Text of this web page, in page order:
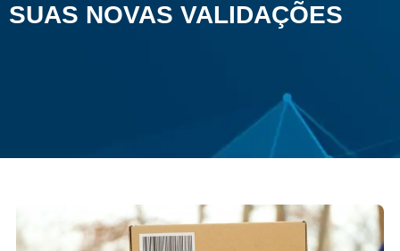
SUAS NOVAS VALIDAÇÕES